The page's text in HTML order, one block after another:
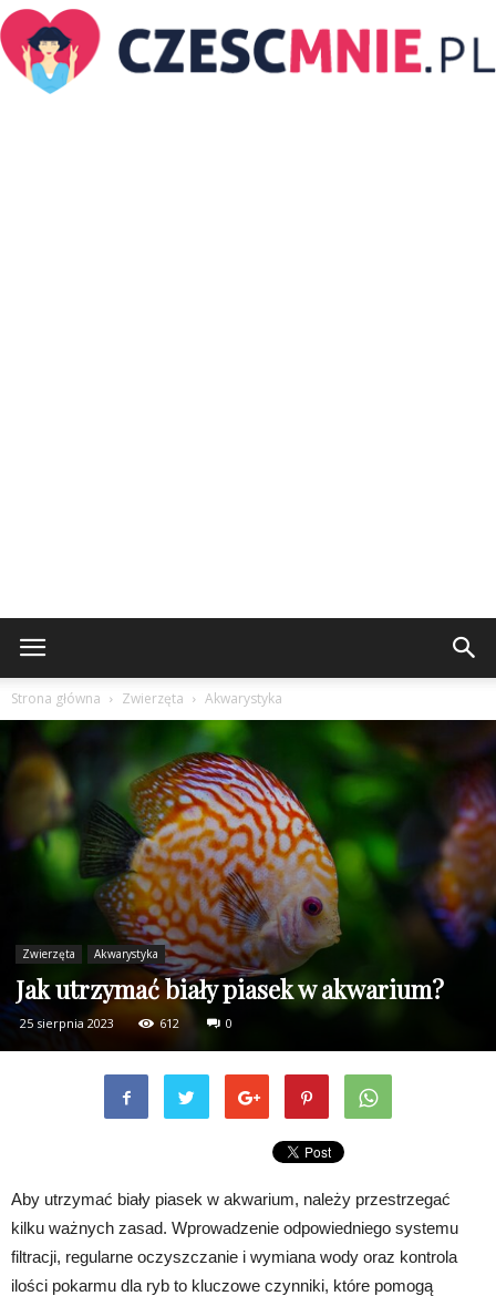
Strona główna Zwierzęta Akwarystyka
Zwierzęta Akwarystyka
Jak utrzymać biały piasek w akwarium?
25 sierpnia 2023 612 0
Aby utrzymać biały piasek w akwarium, należy przestrzegać
kilku ważnych zasad. Wprowadzenie odpowiedniego systemu
filtracji, regularne oczyszczanie i wymiana wody oraz kontrola
ilości pokarmu dla ryb to kluczowe czynniki, które pomogą